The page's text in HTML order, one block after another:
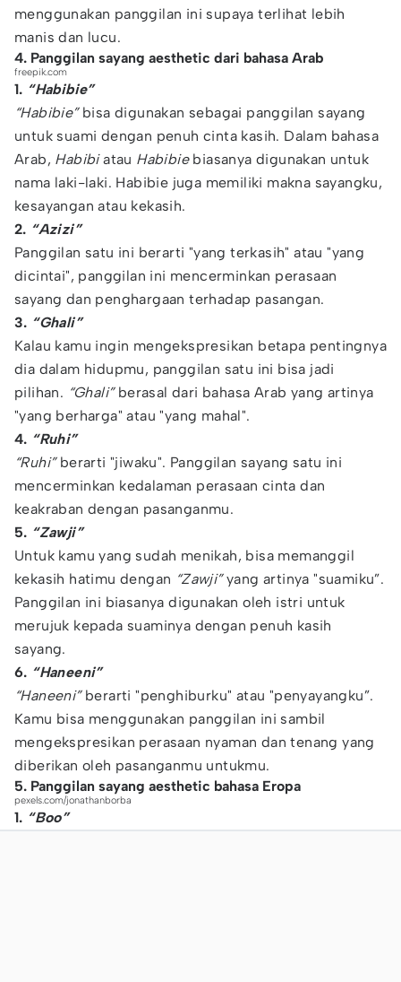
menggunakan panggilan ini supaya terlihat lebih
manis dan lucu.
4. Panggilan sayang aesthetic dari bahasa Arab
freepik.com
1. “Habibie”
“Habibie”bisa digunakan sebagai panggilan sayang
untuk suami dengan penuh cinta kasih. Dalam bahasa
Arab, Habibiatau Habibiebiasanya digunakan untuk
nama laki-laki. Habibie juga memiliki makna sayangku,
kesayangan atau kekasih.
2. “Azizi”
Panggilan satu ini berarti "yang terkasih" atau "yang
dicintai", panggilan ini mencerminkan perasaan
sayang dan penghargaan terhadap pasangan.
3. “Ghali”
Kalau kamu ingin mengekspresikan betapa pentingnya
dia dalam hidupmu, panggilan satu ini bisa jadi
pilihan. “Ghali”berasal dari bahasa Arab yang artinya
"yang berharga" atau "yang mahal".
4. “Ruhi”
“Ruhi”berarti "jiwaku". Panggilan sayang satu ini
mencerminkan kedalaman perasaan cinta dan
keakraban dengan pasanganmu.
5. “Zawji”
Untuk kamu yang sudah menikah, bisa memanggil
kekasih hatimu dengan “Zawji”yang artinya "suamiku”.
Panggilan ini biasanya digunakan oleh istri untuk
merujuk kepada suaminya dengan penuh kasih
sayang.
6. “Haneeni”
“Haneeni”berarti "penghiburku" atau "penyayangku”.
Kamu bisa menggunakan panggilan ini sambil
mengekspresikan perasaan nyaman dan tenang yang
diberikan oleh pasanganmu untukmu.
5. Panggilan sayang aesthetic bahasa Eropa
pexels.com/jonathanborba
1. “Boo”